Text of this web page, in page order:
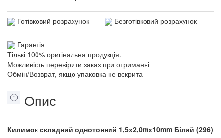
Готівковий розрахунок Безготівковий розрахунок
Гарантія
Тількі 100% оригінальна продукція.
Можливість перевірити заказ при отриманні
Обмін/Возврат, якщо упаковка не вскрита
Опис
Килимок складний однотонний 1,5х2,0mх10mm Білий (296)